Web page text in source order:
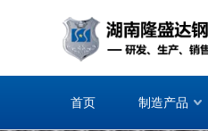
首页 制造产品